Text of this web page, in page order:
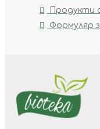
Продукти
Формуляр